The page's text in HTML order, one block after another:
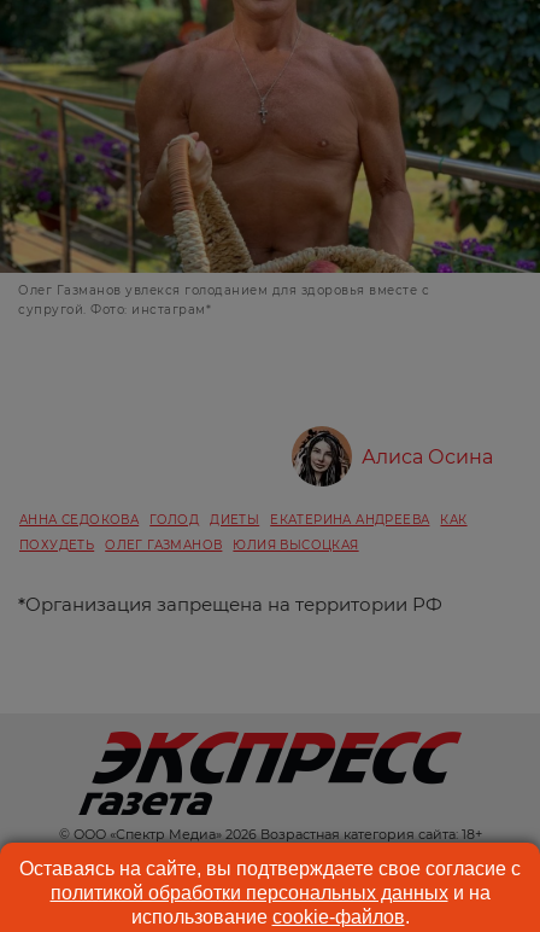
Олег Газманов увлекся голоданием для здоровья вместе с
супругой. Фото: инстаграм*
Алиса Осина
АННА СЕДОКОВА ГОЛОД ДИЕТЫ ЕКАТЕРИНА АНДРЕЕВА
КАК
ПОХУДЕТЬ
ОЛЕГ ГАЗМАНОВ ЮЛИЯ ВЫСОЦКАЯ
*Организация запрещена на территории РФ
© ООО «Спектр Медиа» 2026 Возрастная категория сайта: 18+
КОНТАКТЫ
РЕКЛАМА
КУКИ-ФАЙЛЫ
ПОЛЬЗОВАТЕЛЬСКОЕ
Оставаясь на сайте, вы подтверждаете свое согласие с
политикой обработки персональных данныхи на
использование cookie-файлов.